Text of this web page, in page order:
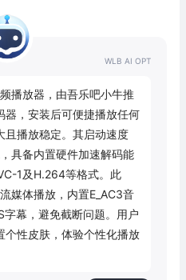
播放器，由吾乐吧小牛推
器，安装后可便捷播放任何
且播放稳定。其启动速度
具备内置硬件加速解码能
1及H.264等格式。此
媒体播放，内置E_AC3音
幕，避免截断问题。用户
个性皮肤，体验个性化播放